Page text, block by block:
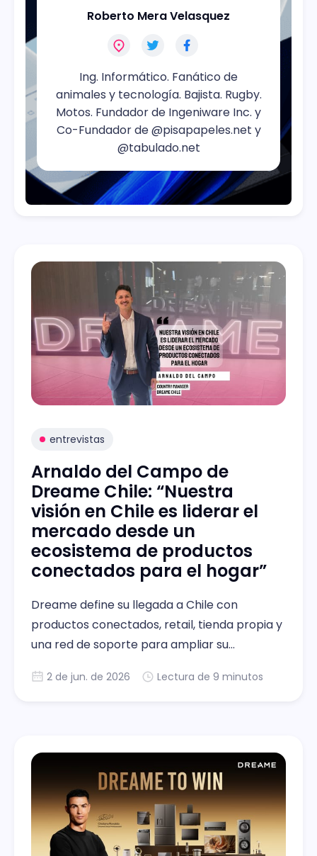
Roberto Mera Velasquez
Ing. Informático. Fanático de
animales y tecnología. Bajista. Rugby.
Motos. Fundador de Ingeniware Inc. y
Co-Fundador de @pisapapeles.net y
@tabulado.net
entrevistas
Arnaldo del Campo de
Dreame Chile: “Nuestra
visión en Chile es liderar el
mercado desde un
ecosistema de productos
conectados para el hogar”
Dreame define su llegada a Chile con
productos conectados, retail, tienda propia y
una red de soporte para ampliar su
2 de jun. de 2026 Lectura de 9 minutos